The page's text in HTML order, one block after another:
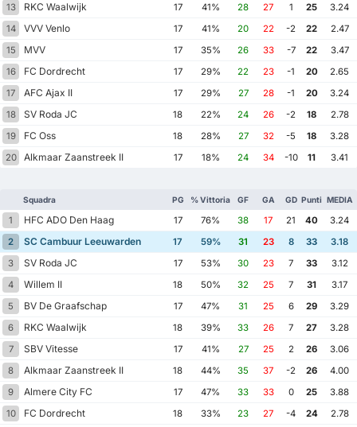
13
RKC Waalwijk 17 41% 28 27 1 25
3.24
14
VVV Venlo 17 41% 20 22 -2 22
2.47
15
MVV 17 35% 26 33 -7 22
3.47
16
FC Dordrecht 17 29% 22 23 -1 20
2.65
17
AFC Ajax II 17 29% 27 28 -1 20
3.24
18
SV Roda JC 18 22% 24 26 -2 18
2.78
19
FC Oss 18 28% 27 32 -5 18
3.28
20
Alkmaar Zaanstreek II 17 18% 24 34 -10 11 3.41
Squadra PG % Vittoria GF GA GD Punti MEDIA
1 HFC ADO Den Haag 17 76% 38 17 21 40
3.24
2
SC Cambuur Leeuwarden 17 59% 31 23 8 33
3.18
3
SV Roda JC 17 53% 30 23 7 33
3.12
4
Willem II 18 50% 32 25 7 31
3.17
5
BV De Graafschap 17 47% 31 25 6 29
3.29
6
RKC Waalwijk 18 39% 33 26 7 27
3.28
7
SBV Vitesse 17 41% 27 25 2 26
3.06
8
Alkmaar Zaanstreek II 18 44% 35 37 -2 26
4.00
9
Almere City FC 17 47% 33 33 0 25
3.88
10
FC Dordrecht 18 33% 23 27 -4 24
2.78